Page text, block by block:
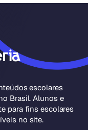
escolares
Brasil. Alunos e
para fins escolares
no site.